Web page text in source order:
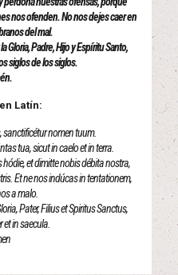
nos ofenden. No nos dejes caer en
del mal.
Gloria, Padre, Hijo y Espíritu Santo,
siglos de los siglos.
Latín:
sanctificétur nomen tuum.
tua, sicut in caelo et in terra.
et dimitte nobis débita nostra,
Et ne nos indúcas in tentationem,
a malo.
Pater, Filius et Spiritus Sanctus,
et in saecula.